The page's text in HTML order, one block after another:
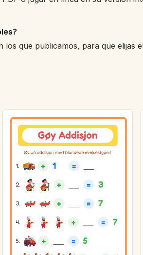
los que publicamos, para que elijas